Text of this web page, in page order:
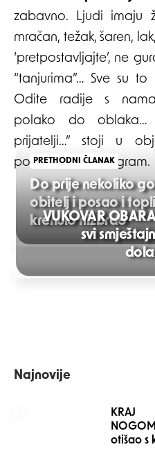
zabavno. Ljudi imaju
mračan, težak, šaren,
‘pretpostavljajte’, ne
“tanjurima”… Sve su
Odite radije s
polako do oblaka…
prijatelji…” stoji u
postavila na Instagram.
Post
navigation
PRETHODNI ČLANAK
Do prije nekoliko
obitelj i posao i
krenulo nizbrdo
VUKOVAR
svi
Najnovije
KRAJ
otišao s